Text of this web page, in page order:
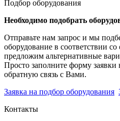
Подбор оборудования
Необходимо подобрать
Отправьте нам запрос и мы
оборудование в соответствии
предложим альтернативные
Просто заполните форму заявки
обратную связь с Вами.
Заявка на подбор оборудования
Контакты